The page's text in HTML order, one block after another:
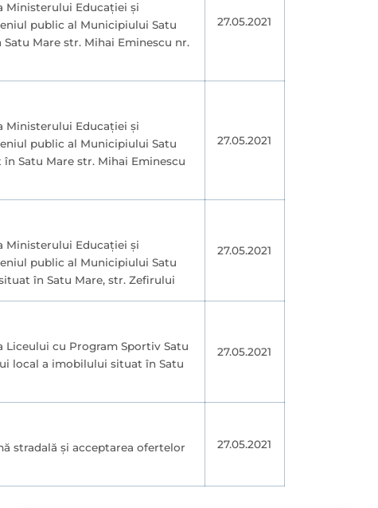
Ministerului Educației și
public al Municipiului Satu
Mare str. Mihai Eminescu nr.
27.05.2021
Ministerului Educației și
public al Municipiului Satu
Satu Mare str. Mihai Eminescu
27.05.2021
Ministerului Educației și
public al Municipiului Satu
în Satu Mare, str. Zefirului
27.05.2021
cu Program Sportiv Satu
local a imobilului situat în Satu
27.05.2021
stradală și acceptarea ofertelor
27.05.2021